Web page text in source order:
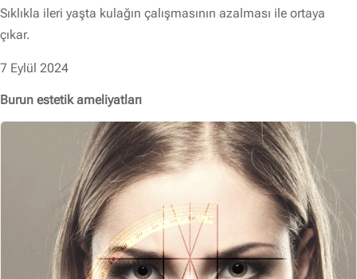
Sıklıkla ileri yaşta kulağın çalışmasının azalması ile ortaya
çıkar.
7 Eylül 2024
Burun estetik ameliyatları